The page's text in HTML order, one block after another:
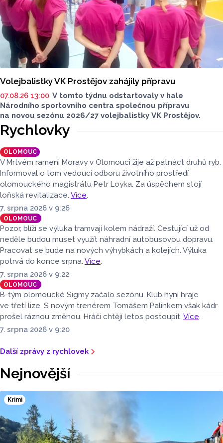
Volejbalistky VK Prostějov zahájily přípravu
07.08.26 13:00 V tomto týdnu odstartovaly v hale
Národního sportovního centra společnou přípravu
na novou sezónu 2026/27 volejbalistky VK Prostějov.
Rychlovky
OLOMOUC
V Mrtvém rameni Moravy v Olomouci žije až patnáct druhů ryb.
Informoval o tom vedoucí odboru životního prostředí
olomouckého magistrátu Petr Loyka. Za úspěchem stojí
loňská revitalizace. Více.
7. srpna 2026 v 9:26
OLOMOUC
Pozor, blíží se výluka tramvají kolem nádraží. Cestující už od
neděle budou muset využít náhradní autobusovou dopravu.
Pracovat se bude na nových výhybkách a kolejích. Výluka
potrvá do konce srpna. Více.
7. srpna 2026 v 9:22
OLOMOUC
B-tým olomoucké Sigmy začalo sezónu. Klub nyní hraje
ve třetí lize. S novým trenérem Tomášem Palinkem však kádr
prošel ráznou změnou. Hráči chtějí letos postoupit. Více.
7. srpna 2026 v 9:20
Další zprávy z rychlovek
Nejnovější
Krimi